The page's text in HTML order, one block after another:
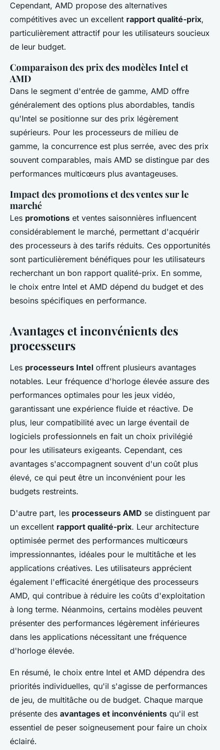
Cependant, AMD propose des alternatives
compétitives avec un excellent rapport qualité-prix,
particulièrement attractif pour les utilisateurs soucieux
de leur budget.
Comparaison des prix des modèles Intel et
AMD
Dans le segment d'entrée de gamme, AMD offre
généralement des options plus abordables, tandis
qu'Intel se positionne sur des prix légèrement
supérieurs. Pour les processeurs de milieu de
gamme, la concurrence est plus serrée, avec des prix
souvent comparables, mais AMD se distingue par des
performances multicœurs plus avantageuses.
Impact des promotions et des ventes sur le
marché
Les promotions et ventes saisonnières influencent
considérablement le marché, permettant d'acquérir
des processeurs à des tarifs réduits. Ces opportunités
sont particulièrement bénéfiques pour les utilisateurs
recherchant un bon rapport qualité-prix. En somme,
le choix entre Intel et AMD dépend du budget et des
besoins spécifiques en performance.
Avantages et inconvénients des
processeurs
Les processeurs Intel offrent plusieurs avantages
notables. Leur fréquence d'horloge élevée assure des
performances optimales pour les jeux vidéo,
garantissant une expérience fluide et réactive. De
plus, leur compatibilité avec un large éventail de
logiciels professionnels en fait un choix privilégié
pour les utilisateurs exigeants. Cependant, ces
avantages s'accompagnent souvent d'un coût plus
élevé, ce qui peut être un inconvénient pour les
budgets restreints.
D'autre part, les processeurs AMD se distinguent par
un excellent rapport qualité-prix. Leur architecture
optimisée permet des performances multicœurs
impressionnantes, idéales pour le multitâche et les
applications créatives. Les utilisateurs apprécient
également l'efficacité énergétique des processeurs
AMD, qui contribue à réduire les coûts d'exploitation
à long terme. Néanmoins, certains modèles peuvent
présenter des performances légèrement inférieures
dans les applications nécessitant une fréquence
d'horloge élevée.
En résumé, le choix entre Intel et AMD dépendra des
priorités individuelles, qu'il s'agisse de performances
de jeu, de multitâche ou de budget. Chaque marque
présente des avantages et inconvénients qu'il est
essentiel de peser soigneusement pour faire un choix
éclairé.